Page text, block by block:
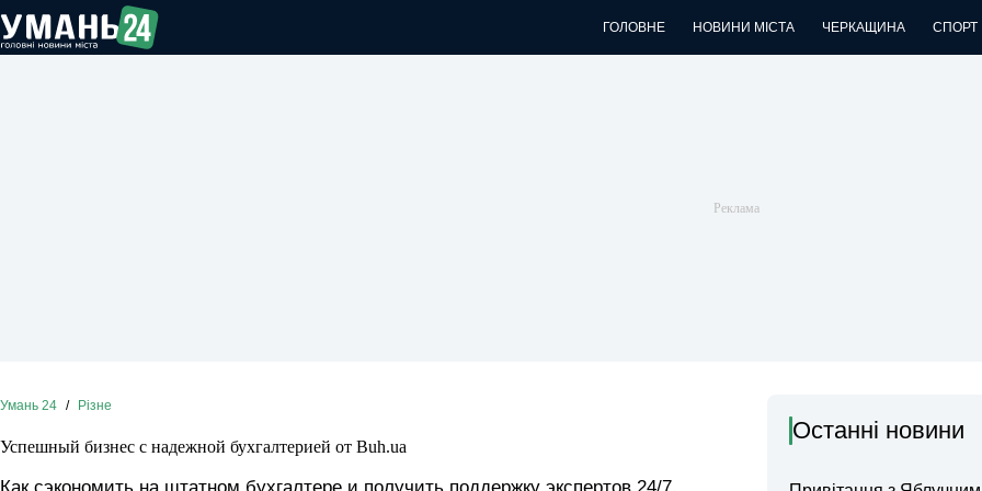
до
вмісту
ГОЛОВНЕ НОВИНИ МІСТА ЧЕРКАЩИНА СПОРТ
Умань 24 / Різне
Успешный бизнес с надежной бухгалтерией от Buh.ua
Останні новини